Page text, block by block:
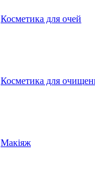
Косметика для очей
Косметика для
Макіяж